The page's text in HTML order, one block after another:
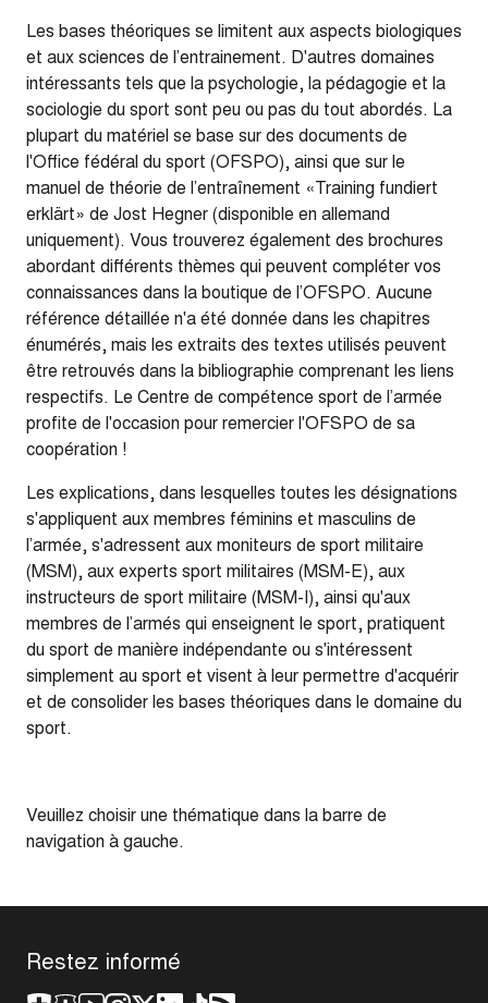
Les bases théoriques se limitent aux aspects biologiques
et aux sciences de l’entrainement. D'autres domaines
intéressants tels que la psychologie, la pédagogie et la
sociologie du sport sont peu ou pas du tout abordés. La
plupart du matériel se base sur des documents de
l'Office fédéral du sport (OFSPO), ainsi que sur le
manuel de théorie de l’entraînement «Training fundiert
erklärt» de Jost Hegner (disponible en allemand
uniquement). Vous trouverez également des brochures
abordant différents thèmes qui peuvent compléter vos
connaissances dans la boutique de l’OFSPO. Aucune
référence détaillée n'a été donnée dans les chapitres
énumérés, mais les extraits des textes utilisés peuvent
être retrouvés dans la bibliographie comprenant les liens
respectifs. Le Centre de compétence sport de l’armée
profite de l'occasion pour remercier l'OFSPO de sa
coopération !
Les explications, dans lesquelles toutes les désignations
s'appliquent aux membres féminins et masculins de
l’armée, s'adressent aux moniteurs de sport militaire
(MSM), aux experts sport militaires (MSM-E), aux
instructeurs de sport militaire (MSM-I), ainsi qu'aux
membres de l’armés qui enseignent le sport, pratiquent
du sport de manière indépendante ou s'intéressent
simplement au sport et visent à leur permettre d'acquérir
et de consolider les bases théoriques dans le domaine du
sport.
Veuillez choisir une thématique dans la barre de
navigation à gauche.
Restez informé